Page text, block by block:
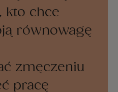
kto chce
równowagę
zmęczeniu
pracę